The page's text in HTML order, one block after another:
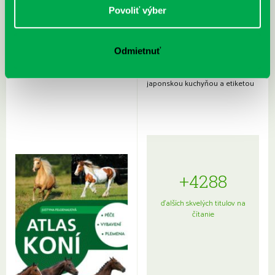
Povoliť výber
Odmietnuť
japonskou kuchyňou a etiketou
+4288
ďalších skvelých titulov na
čítanie